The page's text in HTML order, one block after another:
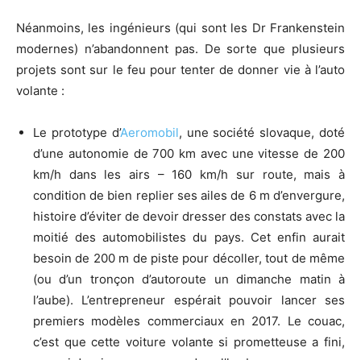
Néanmoins, les ingénieurs (qui sont les Dr Frankenstein
modernes) n’abandonnent pas. De sorte que plusieurs
projets sont sur le feu pour tenter de donner vie à l’auto
volante :
Le prototype d’Aeromobil, une société slovaque, doté
d’une autonomie de 700 km avec une vitesse de 200
km/h dans les airs – 160 km/h sur route, mais à
condition de bien replier ses ailes de 6 m d’envergure,
histoire d’éviter de devoir dresser des constats avec la
moitié des automobilistes du pays. Cet enfin aurait
besoin de 200 m de piste pour décoller, tout de même
(ou d’un tronçon d’autoroute un dimanche matin à
l’aube). L’entrepreneur espérait pouvoir lancer ses
premiers modèles commerciaux en 2017. Le couac,
c’est que cette voiture volante si prometteuse a fini,